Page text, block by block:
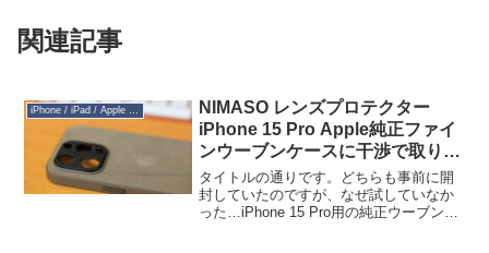
関連記事
iPhone / iPad / Apple Watch
NIMASO レンズプロテクター
iPhone 15 Pro Apple純正ファイ
ンウーブンケースに干渉で取り付
け不可
タイトルの通りです。どちらも事前に開
封していたのですが、なぜ試していなか
った…iPhone 15 Pro用の純正ウーブンケ